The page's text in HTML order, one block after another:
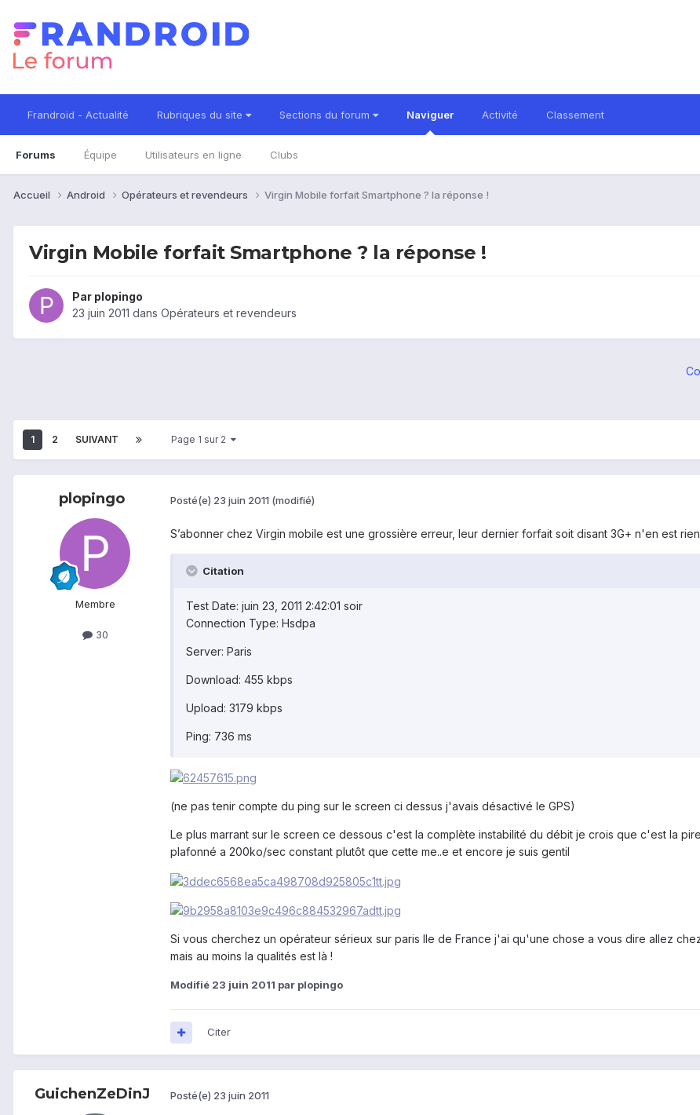
Frandroid - Actualité Rubriques du site Sections du forum Naviguer
Forums Équipe Utilisateurs en ligne Clubs
Activité Classement
Accueil Android Opérateurs et revendeurs Virgin Mobile forfait Smartphone ? la réponse !
Virgin Mobile forfait Smartphone ? la réponse !
Par plopingo
23 juin 2011 dans Opérateurs et revendeurs
1 2 SUIVANT Page 1 sur 2
plopingo
Membre
30
Posté(e) 23 juin 2011 (modifié)
S’abonner chez Virgin mobile est une grossière erreur, leur dernier forfait soit disant 3G+ n'en est
Citation
Test Date: juin 23, 2011 2:42:01 soir
Connection Type: Hsdpa
Server: Paris
Download: 455 kbps
Upload: 3179 kbps
Ping: 736 ms
(ne pas tenir compte du ping sur le screen ci dessus j'avais désactivé le GPS)
Le plus marrant sur le screen ce dessous c'est la complète instabilité du débit je crois que c'est la
plafonné a 200ko/sec constant plutôt que cette me..e et encore je suis gentil
Si vous cherchez un opérateur sérieux sur paris Ile de France j'ai qu'une chose a vous dire allez
mais au moins la qualités est là !
Modifié 23 juin 2011 par plopingo
Citer
GuichenZeDinJ Posté(e) 23 juin 2011